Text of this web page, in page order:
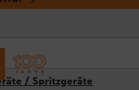
/ Spritzgeräte